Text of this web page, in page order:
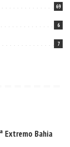
7
2026